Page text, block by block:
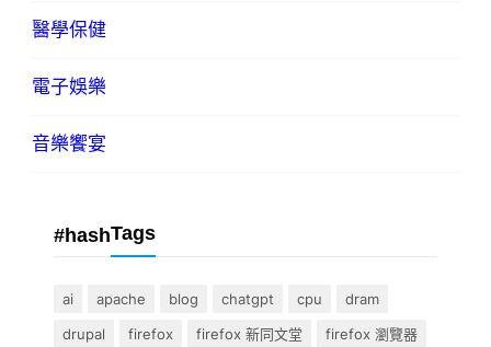
醫學保健
電子娛樂
音樂饗宴
#hashTags
ai apache blog chatgpt cpu
dram
drupal
firefox firefox 新同文堂
firefox 瀏覽器